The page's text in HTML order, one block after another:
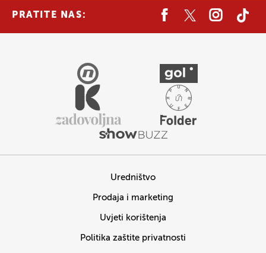
PRATITE NAS:
Uredništvo
Prodaja i marketing
Uvjeti korištenja
Politika zaštite privatnosti